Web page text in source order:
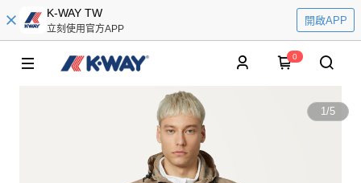
K-WAY TW
立刻使用官方APP
開啟APP
0
1/5